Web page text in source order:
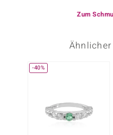
Zum
-40%